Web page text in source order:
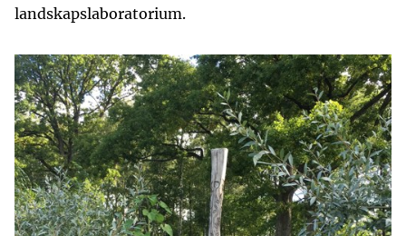
landskapslaboratorium.